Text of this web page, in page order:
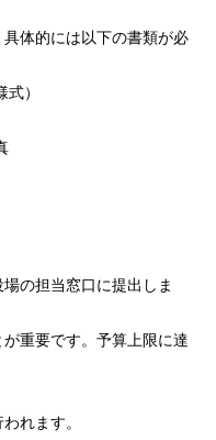
体的には以下の書類が必
）
の担当窓口に提出しま
重要です。予算上限に達
れます。